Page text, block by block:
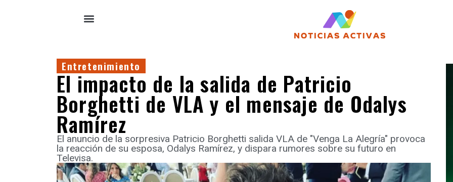
Entretenimiento
El impacto de la salida de Patricio
Borghetti de VLA y el mensaje de Odalys
Ramírez
El anuncio de la sorpresiva Patricio Borghetti salida VLA de "Venga La Alegría" provoca
la reacción de su esposa, Odalys Ramírez, y dispara rumores sobre su futuro en
Televisa.